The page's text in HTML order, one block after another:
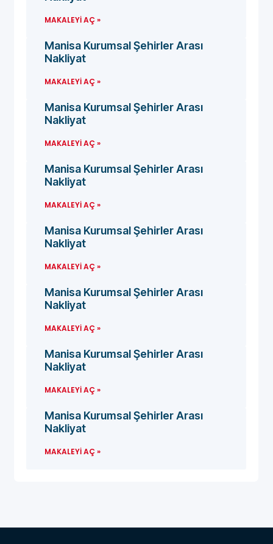
MAKALEYI AÇ »
Manisa Kurumsal Şehirler Arası
Nakliyat
MAKALEYI AÇ »
Manisa Kurumsal Şehirler Arası
Nakliyat
MAKALEYI AÇ »
Manisa Kurumsal Şehirler Arası
Nakliyat
MAKALEYI AÇ »
Manisa Kurumsal Şehirler Arası
Nakliyat
MAKALEYI AÇ »
Manisa Kurumsal Şehirler Arası
Nakliyat
MAKALEYI AÇ »
Manisa Kurumsal Şehirler Arası
Nakliyat
MAKALEYI AÇ »
Manisa Kurumsal Şehirler Arası
Nakliyat
MAKALEYI AÇ »